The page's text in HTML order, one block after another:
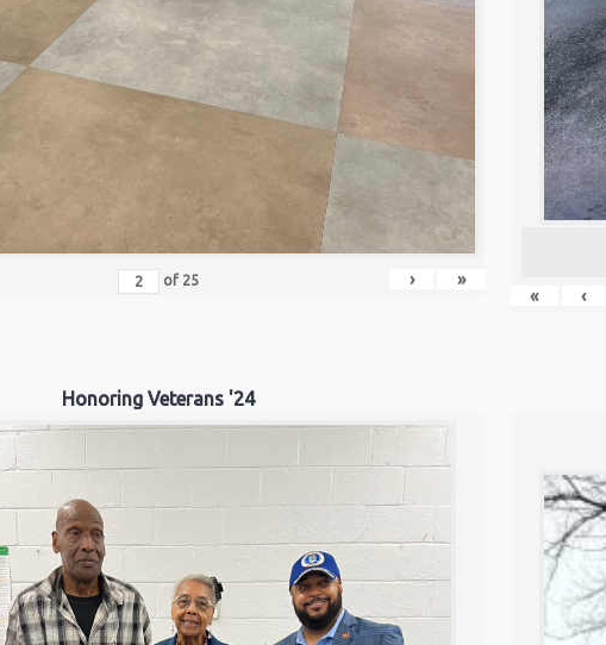
of 25 › »
« ‹
Honoring Veterans '24